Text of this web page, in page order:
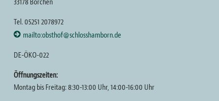
33178 Borchen
Tel. 05251 2078972
mailto:obsthof@schlosshamborn.de
DE-ÖKO-022
Öffnungszeiten:
Montag bis Freitag: 8:30-13:00 Uhr, 14:00-16:00 Uhr